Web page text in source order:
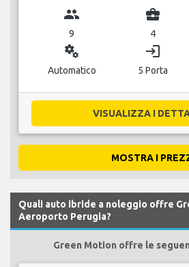
group
9
business_center
4
miscellaneous_services
Automatico
login
5 Porta
VISUALIZZA I
MOSTRA I
Quali auto ibride a noleggio offre
Aeroporto Perugia?
Green Motion offre le